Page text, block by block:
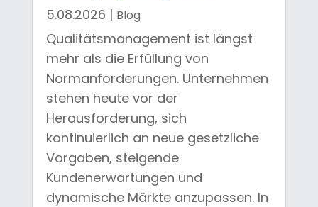
5.08.2026 | Blog
Qualitätsmanagement ist längst
mehr als die Erfüllung von
Normanforderungen. Unternehmen
stehen heute vor der
Herausforderung, sich
kontinuierlich an neue gesetzliche
Vorgaben, steigende
Kundenerwartungen und
dynamische Märkte anzupassen. In